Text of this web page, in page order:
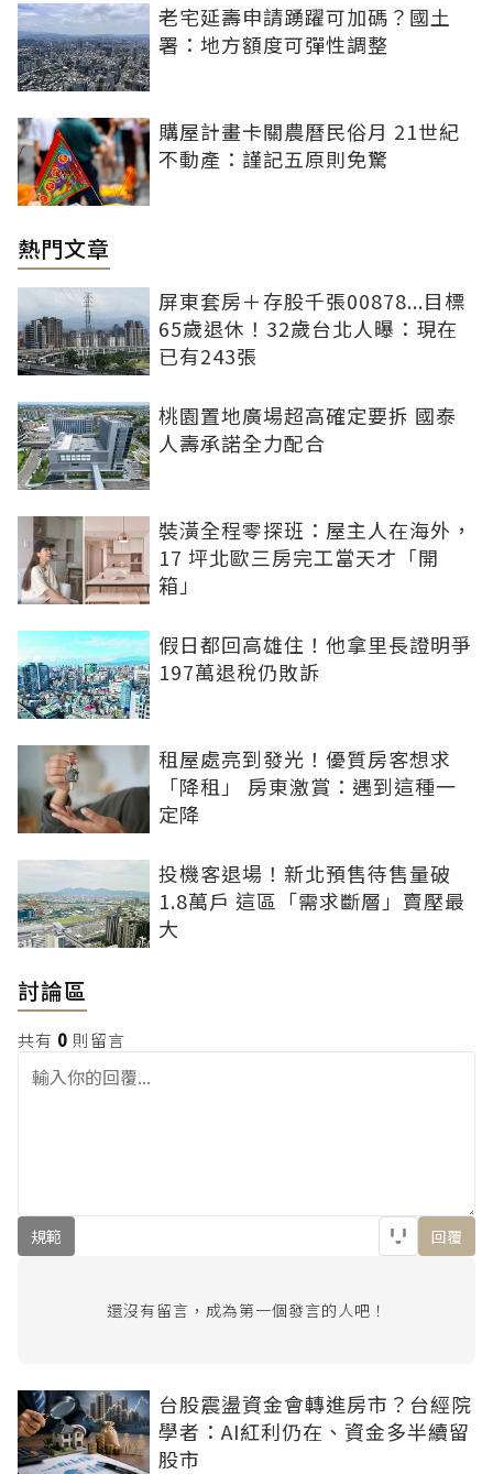
老宅延壽申請踴躍可加碼？國土
署：地方額度可彈性調整
購屋計畫卡關農曆民俗月 21世紀
不動產：謹記五原則免驚
熱門文章
屏東套房＋存股千張00878...目標
65歲退休！32歲台北人曝：現在
已有243張
桃園置地廣場超高確定要拆 國泰
人壽承諾全力配合
裝潢全程零探班：屋主人在海外，
17 坪北歐三房完工當天才「開
箱」
假日都回高雄住！他拿里長證明爭
197萬退稅仍敗訴
租屋處亮到發光！優質房客想求
「降租」 房東激賞：遇到這種一
定降
投機客退場！新北預售待售量破
1.8萬戶 這區「需求斷層」賣壓最
大
討論區
共有 0 則留言
規範 回覆
還沒有留言，成為第一個發言的人吧！
台股震盪資金會轉進房市？台經院
學者：AI紅利仍在、資金多半續留
股市